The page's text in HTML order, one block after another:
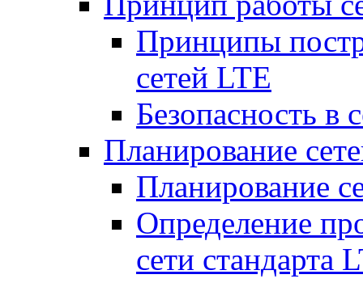
Принципы
сетей LTE
Безопасность в
Планирование
Планирование
Определение
сети стандарта